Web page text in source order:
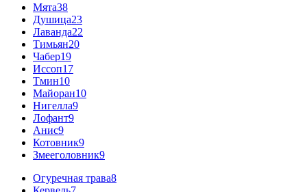
Мята38
Душица23
Лаванда22
Тимьян20
Чабер19
Иссоп17
Тмин10
Майоран10
Нигелла9
Лофант9
Анис9
Котовник9
Змееголовник9
Огуречная трава8